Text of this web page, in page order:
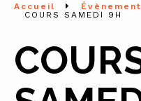
Accueil
COURS SAMEDI 9H